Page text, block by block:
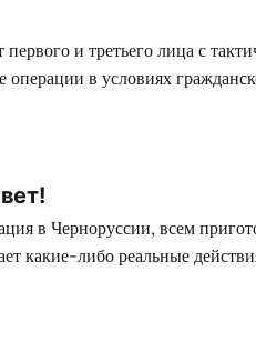
и третьего лица с
операции в условиях
Чернорусь. Эта игра-
всегда
в Черноруссии, всем
какие-либо реальные
продажу. 27-й экспедиционный